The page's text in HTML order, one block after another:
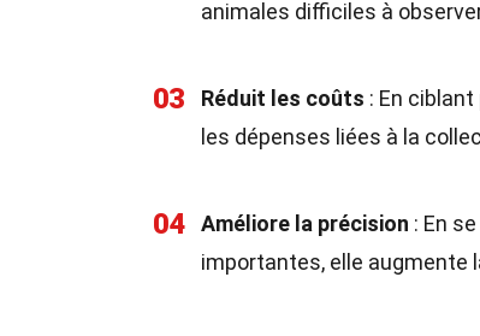
animales difficiles à
03 Réduit les coûts : En
les dépenses liées à la
04 Améliore la précision : En
importantes, elle augmente